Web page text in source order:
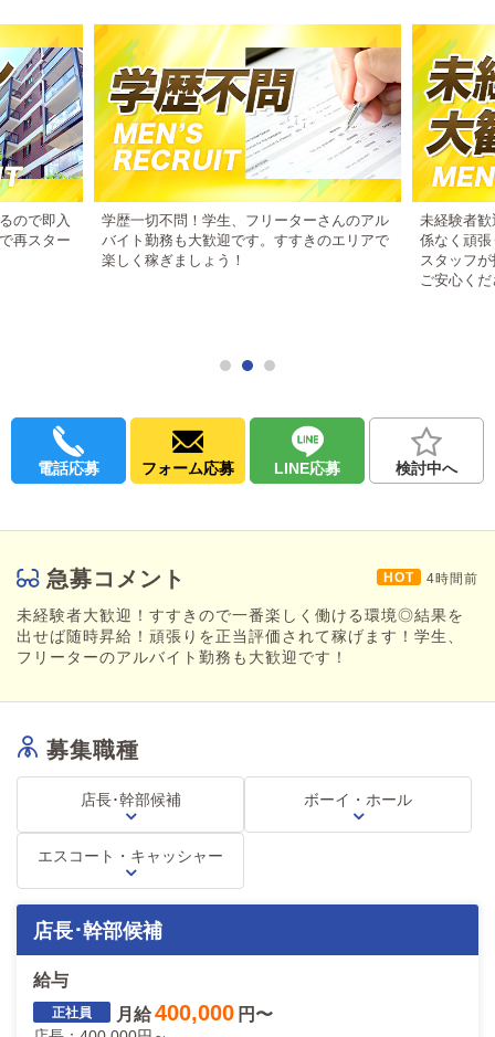
日払い相談可能です。
結果次第でスピード昇給◎頑張りはきちんと評価致しま
す！
社内環境について
いつ来ても仕事が嫌にならない環境作りを心掛けています。
店内は楽しい雰囲気で、それぞれが目標に向けて仕事に取り組ん
でいます。
女の子だけでなく男性スタッフもやりがい抜群の環境です！
【福利厚生・待遇も充実！！】
一緒に夢や目標に向けて頑張れる仲間を募集しています！
まずは面接でお話を聞いてみてください。
学生、フリーターさんのアルバイトも大歓迎！
いつでもご連絡お待ちしております。
ので即入
再スター
学歴一切不問！学生、フリーターさんのアル
バイト勤務も大歓迎です。すすきのエリアで
楽しく稼ぎましょう！
未経験者
係なく頑
スタッフ
ご安心く
電話応募 フォーム応募 LINE応募 検討中へ
急募コメント 4時間前
未経験者大歓迎！すすきので一番楽しく働ける環境◎結果を
出せば随時昇給！頑張りを正当評価されて稼げます！学生、
フリーターのアルバイト勤務も大歓迎です！
募集職種
店長･幹部候補 ボーイ・ホール
エスコート・キャッシャー
店長･幹部候補
給与
月給400,000 円〜